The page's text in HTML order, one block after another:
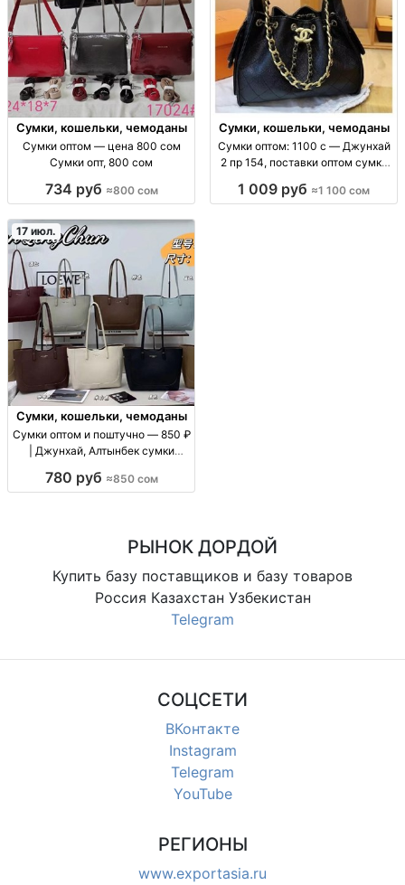
Сумки, кошельки, чемоданы
Сумки оптом — цена 800 сом
Сумки опт, 800 сом
734 руб ≈800 сом
Сумки, кошельки, чемоданы
Сумки оптом: 1100 с — Джунхай
2 пр 154, поставки оптом сумки
154»), цена 1100 с, поставки для
1 009 руб ≈1 100 сом
17 июл.
Сумки, кошельки, чемоданы
Сумки оптом и поштучно — 850 ₽
| Джунхай, Алтынбек сумки
по модели, повседневные, для
780 руб ≈850 сом
РЫНОК ДОРДОЙ
Купить базу поставщиков и базу товаров
Россия Казахстан Узбекистан
Telegram
СОЦСЕТИ
ВКонтакте
Instagram
Telegram
YouTube
РЕГИОНЫ
www.exportasia.ru